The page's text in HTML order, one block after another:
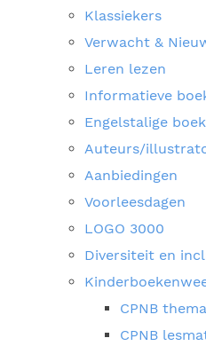
Klassiekers
Verwacht &
Leren lezen
Informatieve
Engelstalige
Auteurs/
Aanbiedingen
Voorleesdagen
LOGO 3000
Diversiteit en
CPNB
CPNB